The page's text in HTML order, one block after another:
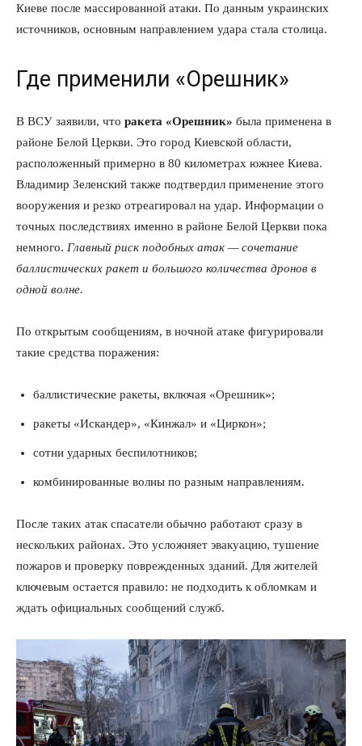
Киеве после массированной атаки. По данным украинских
источников, основным направлением удара стала столица.
Где применили «Орешник»
В ВСУ заявили, что ракета «Орешник» была применена в
районе Белой Церкви. Это город Киевской области,
расположенный примерно в 80 километрах южнее Киева.
Владимир Зеленский также подтвердил применение этого
вооружения и резко отреагировал на удар. Информации о
точных последствиях именно в районе Белой Церкви пока
немного. Главный риск подобных атак — сочетание
баллистических ракет и большого количества дронов в
одной волне.
По открытым сообщениям, в ночной атаке фигурировали
такие средства поражения:
баллистические ракеты, включая «Орешник»;
ракеты «Искандер», «Кинжал» и «Циркон»;
сотни ударных беспилотников;
комбинированные волны по разным направлениям.
После таких атак спасатели обычно работают сразу в
нескольких районах. Это усложняет эвакуацию, тушение
пожаров и проверку поврежденных зданий. Для жителей
ключевым остается правило: не подходить к обломкам и
ждать официальных сообщений служб.